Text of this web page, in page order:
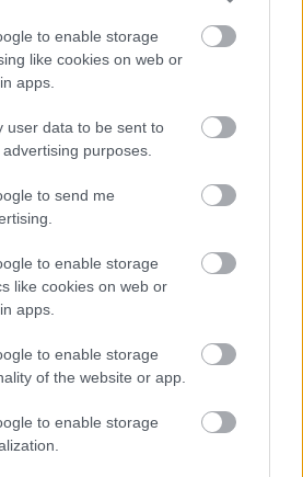
to enable storage
like cookies on web or
apps.
user data to be sent to
purposes.
to send me
to enable storage
like cookies on web or
apps.
to enable storage
of the website or app.
to enable storage